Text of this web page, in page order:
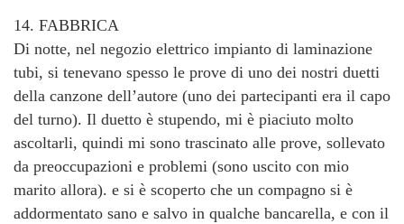
14. FABBRICA
Di notte, nel negozio elettrico impianto di laminazione
tubi, si tenevano spesso le prove di uno dei nostri duetti
della canzone dell’autore (uno dei partecipanti era il capo
del turno). Il duetto è stupendo, mi è piaciuto molto
ascoltarli, quindi mi sono trascinato alle prove, sollevato
da preoccupazioni e problemi (sono uscito con mio
marito allora). e si è scoperto che un compagno si è
addormentato sano e salvo in qualche bancarella, e con il